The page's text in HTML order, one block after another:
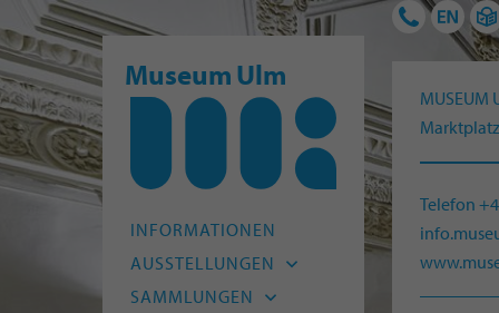
Museum Ulm
INFORMATIONEN
AUSSTELLUNGEN
Aktuell
SAMMLUNGEN
MUSEUM
Telefon